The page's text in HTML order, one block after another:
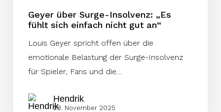
Geyer über Surge-Insolvenz: „Es
fühlt sich einfach nicht gut an“
Louis Geyer spricht offen über die
emotionale Belastung der Surge-Insolvenz
für Spieler, Fans und die…
Hendrik
28. November 2025